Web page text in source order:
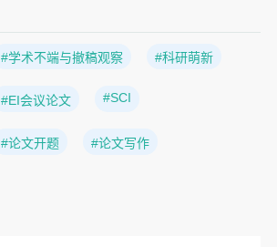
#学术不端与撤稿观察 #科研萌新
#EI会议论文 #SCI
#论文开题 #论文写作